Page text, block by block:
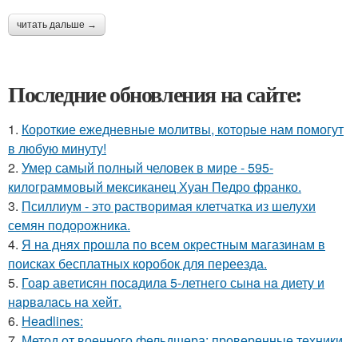
читать дальше →
Последние обновления на сайте:
1. Короткие ежедневные молитвы, которые нам помогут
в любую минуту!
2. Умер самый полный человек в мире - 595-
килограммовый мексиканец Хуан Педро франко.
3. Псиллиум - это растворимая клетчатка из шелухи
семян подорожника.
4. Я на днях прошла по всем окрестным магазинам в
поисках бесплатных коробок для переезда.
5. Гоaр аветисян посaдилa 5-летнего сынa нa диету и
нaрвaлaсь нa хейт.
6. Headlines: